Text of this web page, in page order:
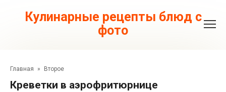
контентуКулинарные рецепты блюд с
фото
Главная » Второе
Креветки в аэрофритюрнице